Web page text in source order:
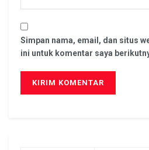
Simpan nama, email, dan situs
ini untuk komentar saya